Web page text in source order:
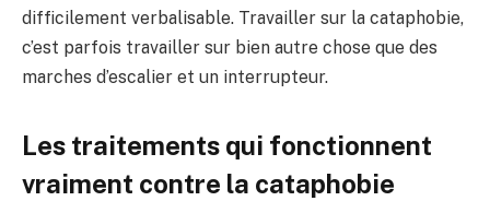
difficilement verbalisable. Travailler sur la cataphobie,
c’est parfois travailler sur bien autre chose que des
marches d’escalier et un interrupteur.
Les traitements qui fonctionnent
vraiment contre la cataphobie